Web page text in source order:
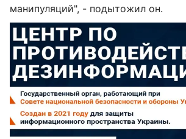
манипуляций", - подытожил он.